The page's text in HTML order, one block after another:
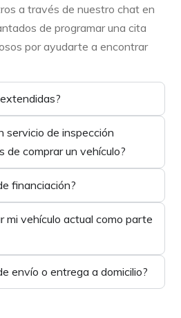
a través de nuestro chat en
de programar una cita
por ayudarte a encontrar
servicio de inspección
de comprar un vehículo?
financiación?
mi vehículo actual como parte
envío o entrega a domicilio?